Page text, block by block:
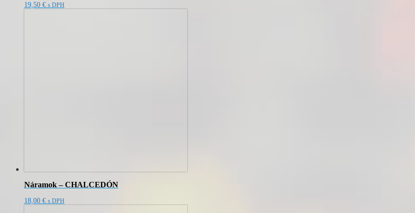
19,50 € s DPH
Náramok – CHALCEDÓN
18,00 € s DPH